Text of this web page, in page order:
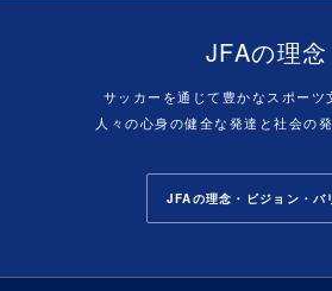
JFAの理念
サッカーを通じて豊かなスポーツ
人々の心身の健全な発達と社会の
JFAの理念・ビジョン・バ